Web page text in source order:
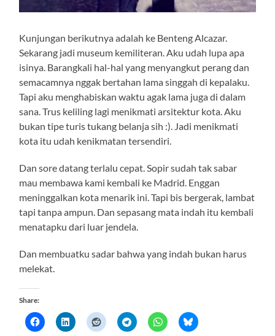
Kunjungan berikutnya adalah ke Benteng Alcazar.
Sekarang jadi museum kemiliteran. Aku udah lupa apa
isinya. Barangkali hal-hal yang menyangkut perang dan
semacamnya nggak bertahan lama singgah di kepalaku.
Tapi aku menghabiskan waktu agak lama juga di dalam
sana. Trus keliling lagi menikmati arsitektur kota. Aku
bukan tipe turis tukang belanja sih :). Jadi menikmati
kota itu udah kenikmatan tersendiri.
Dan sore datang terlalu cepat. Sopir sudah tak sabar
mau membawa kami kembali ke Madrid. Enggan
meninggalkan kota menarik ini. Tapi bis bergerak, lambat
tapi tanpa ampun. Dan sepasang mata indah itu kembali
menatapku dari luar jendela.
Dan membuatku sadar bahwa yang indah bukan harus
melekat.
Share: